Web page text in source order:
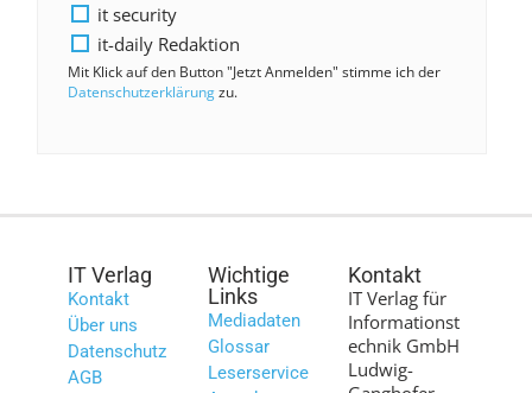
it security
it-daily Redaktion
Mit Klick auf den Button "Jetzt Anmelden" stimme ich der
Datenschutzerklärungzu.
IT Verlag
Kontakt
Über uns
Datenschutz
AGB
Wichtige
Links
Mediadaten
Glossar
Leserservice
Kontakt
IT Verlag für
Informationst
echnik GmbH
Ludwig-